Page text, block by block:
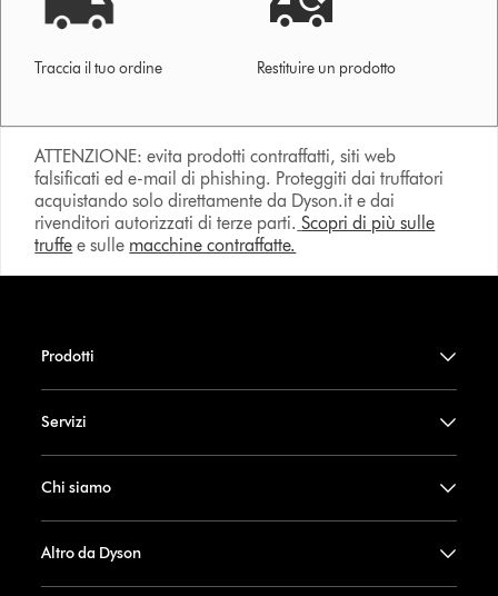
Traccia il tuo ordine Restituire un prodotto
ATTENZIONE: evita prodotti contraffatti, siti web
falsificati ed e-mail di phishing. Proteggiti dai truffatori
acquistando solo direttamente da Dyson.it e dai
rivenditori autorizzati di terze parti. Scopri di più sulle
truffe e sulle macchine contraffatte.
Prodotti
Servizi
Chi siamo
Altro da Dyson